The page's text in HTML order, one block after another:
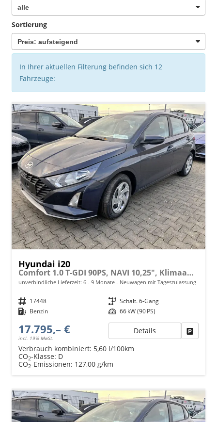
Sortierung
In Ihrer aktuellen Filterung befinden sich 12
Fahrzeuge:
Hyundai i20
Comfort 1.0 T-GDI 90PS, NAVI 10,25", Klimaanlage, Parksensoren hinten, Rückfahrkamera, Tempomat, Lederlenkrad, Reserverad, Alarm, Armlehne, ZV mit Fernbedienung, Fernlichtassistent, 4x elektr. Fensterheber
unverbindliche Lieferzeit: 6 - 9 Monate Neuwagen mit Tageszulassung
Fahrzeugnr. 17448 Getriebe Schalt. 6-Gang
Kraftstoff Benzin Leistung 66 kW (90 PS)
17.795,– €
incl. 19% MwSt.
Details
Verbrauch kombiniert: 5,60 l/100km
CO2-Klasse: D
CO2-Emissionen: 127,00 g/km